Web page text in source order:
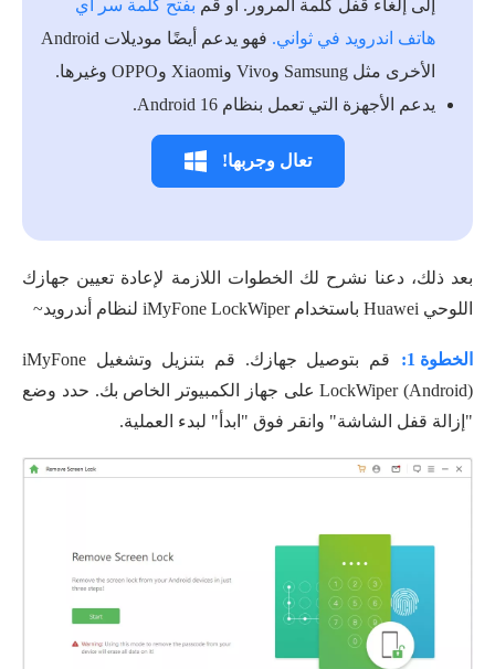
إلى إلغاء قفل كلمة المرور. أو قم بفتح كلمة سر أي
هاتف اندرويد في ثواني.
فهو يدعم أيضًا موديلات Android
الأخرى مثل Samsung وVivo وXiaomi وOPPO وغيرها.
يدعم الأجهزة التي تعمل بنظام Android 16.
تعال وجربها!
بعد ذلك، دعنا نشرح لك الخطوات اللازمة لإعادة تعيين جهازك
اللوحي Huawei باستخدام iMyFone LockWiper لنظام أندرويد~
الخطوة 1:
قم بتوصيل جهازك. قم بتنزيل وتشغيل iMyFone
LockWiper (Android) على جهاز الكمبيوتر الخاص بك. حدد وضع
"إزالة قفل الشاشة" وانقر فوق "ابدأ" لبدء العملية.